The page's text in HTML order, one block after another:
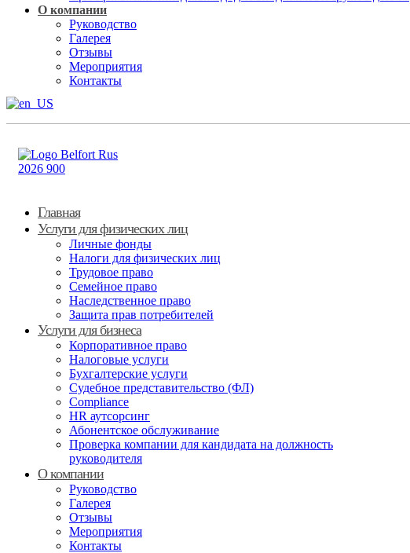
О компании
Руководство
Галерея
Отзывы
Мероприятия
Контакты
Главная
Услуги для физических лиц
Личные фонды
Налоги для физических лиц
Трудовое право
Семейное право
Наследственное право
Защита прав потребителей
Услуги для бизнеса
Корпоративное право
Налоговые услуги
Бухгалтерские услуги
Судебное представительство (ФЛ)
Compliance
HR аутсорсинг
Абонентское обслуживание
Проверка компании для кандидата на должность
руководителя
О компании
Руководство
Галерея
Отзывы
Мероприятия
Контакты